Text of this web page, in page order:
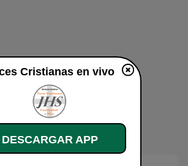
Cristianas en vivo
DESCARGAR APP